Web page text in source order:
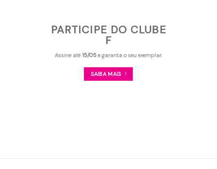
PARTICIPE DO CLUBE
F
Assine até 15/05 e garanta o seu exemplar.
SAIBA MAIS